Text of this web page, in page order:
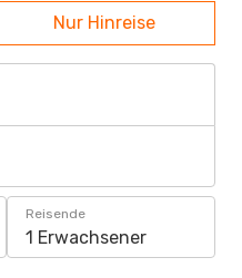
Nur Hinreise
Reisende
1 Erwachsener